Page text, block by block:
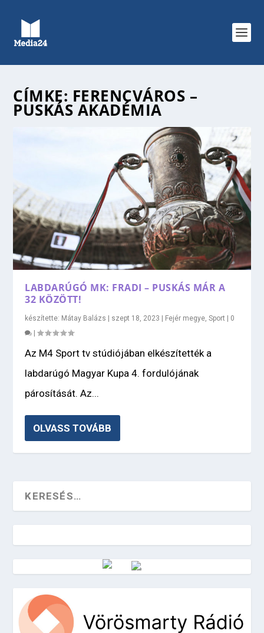
CÍMKE: FERENCVÁROS –
PUSKÁS AKADÉMIA
LABDARÚGÓ MK: FRADI – PUSKÁS MÁR A
32 KÖZÖTT!
készítette: Mátay Balázs | szept 18, 2023 | Fejér megye ,Sport | 0
|
Az M4 Sport tv stúdiójában elkészítették a
labdarúgó Magyar Kupa 4. fordulójának
párosítását. Az...
OLVASS TOVÁBB
Vörösmarty Rádió